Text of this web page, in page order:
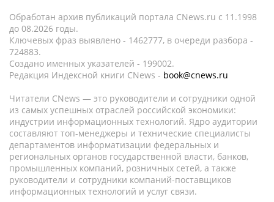
Обработан архив публикаций портала CNews.ru c 11.1998
до 08.2026 годы.
Ключевых фраз выявлено - 1462777, в очереди разбора -
724883.
Создано именных указателей - 199002.
Редакция Индексной книги CNews - book@cnews.ru
Читатели CNews — это руководители и сотрудники одной
из самых успешных отраслей российской экономики:
индустрии информационных технологий. Ядро аудитории
составляют топ-менеджеры и технические специалисты
департаментов информатизации федеральных и
региональных органов государственной власти, банков,
промышленных компаний, розничных сетей, а также
руководители и сотрудники компаний-поставщиков
информационных технологий и услуг связи.